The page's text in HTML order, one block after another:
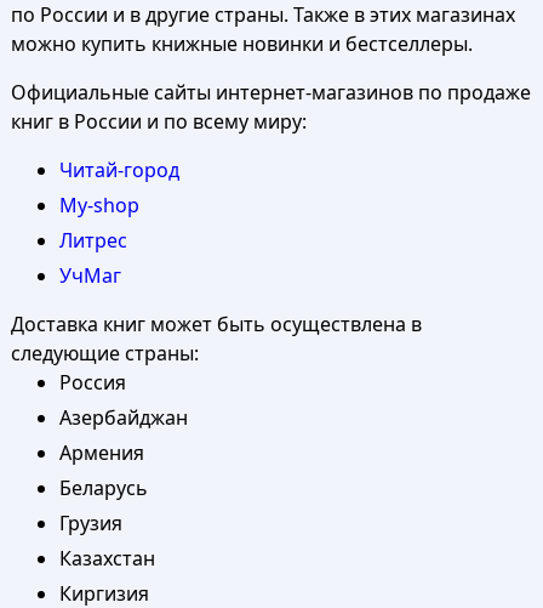
по России и в другие страны. Также в этих магазинах
можно купить книжные новинки и бестселлеры.
Официальные сайты интернет-магазинов по продаже
книг в России и по всему миру:
Читай-город
My-shop
Литрес
УчМаг
Доставка книг может быть осуществлена в
следующие страны:
Россия
Азербайджан
Армения
Беларусь
Грузия
Казахстан
Киргизия